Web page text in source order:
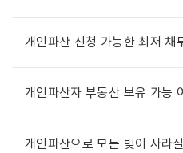
개인파산 신청 가능한 최저 채
개인파산자 부동산 보유 가능
개인파산으로 모든 빚이 사라